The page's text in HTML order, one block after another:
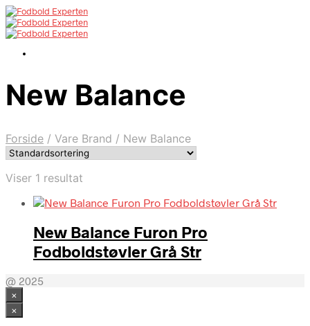
New Balance
Forside / Vare Brand / New Balance
Viser 1 resultat
New Balance Furon Pro
Fodboldstøvler Grå Str
@ 2025
×
×